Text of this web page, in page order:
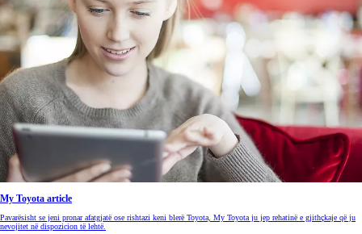
My Toyota article
Pavarësisht se jeni pronar afatgjatë ose rishtazi keni blerë Toyota, My Toyota ju jep rehatinë e gjithçkaje që ju
nevojitet në dispozicion të lehtë.